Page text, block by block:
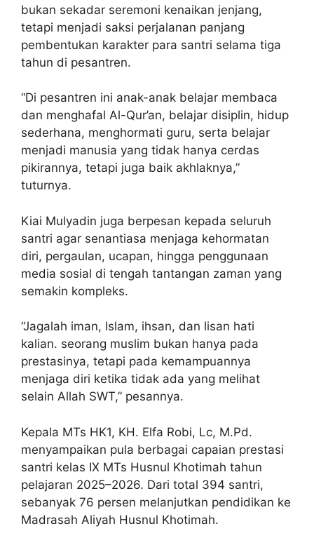
bukan sekadar seremoni kenaikan jenjang,
tetapi menjadi saksi perjalanan panjang
pembentukan karakter para santri selama tiga
tahun di pesantren.
“Di pesantren ini anak-anak belajar membaca
dan menghafal Al-Qur’an, belajar disiplin, hidup
sederhana, menghormati guru, serta belajar
menjadi manusia yang tidak hanya cerdas
pikirannya, tetapi juga baik akhlaknya,”
tuturnya.
Kiai Mulyadin juga berpesan kepada seluruh
santri agar senantiasa menjaga kehormatan
diri, pergaulan, ucapan, hingga penggunaan
media sosial di tengah tantangan zaman yang
semakin kompleks.
“Jagalah iman, Islam, ihsan, dan lisan hati
kalian. seorang muslim bukan hanya pada
prestasinya, tetapi pada kemampuannya
menjaga diri ketika tidak ada yang melihat
selain Allah SWT,” pesannya.
Kepala MTs HK1, KH. Elfa Robi, Lc, M.Pd.
menyampaikan pula berbagai capaian prestasi
santri kelas IX MTs Husnul Khotimah tahun
pelajaran 2025–2026. Dari total 394 santri,
sebanyak 76 persen melanjutkan pendidikan ke
Madrasah Aliyah Husnul Khotimah.